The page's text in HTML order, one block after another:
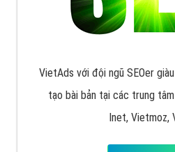
VietAds với đội ngũ SEOer
tạo bài bản tại các trung
Inet, Vietmoz,